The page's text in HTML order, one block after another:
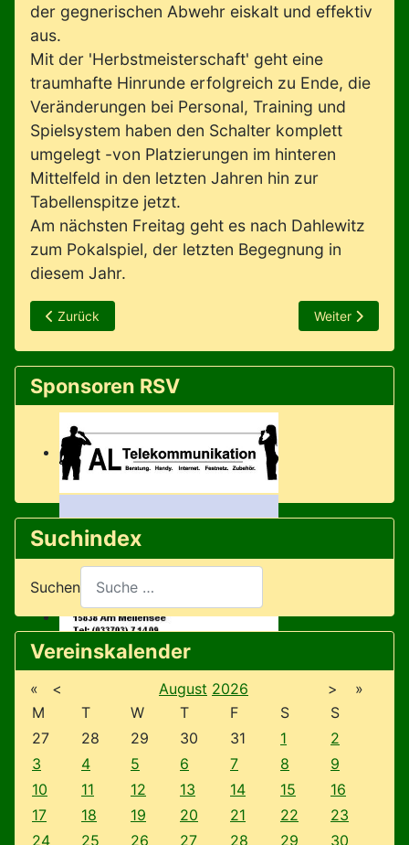
der gegnerischen Abwehr eiskalt und effektiv
aus.
Mit der 'Herbstmeisterschaft' geht eine
traumhafte Hinrunde erfolgreich zu Ende, die
Veränderungen bei Personal, Training und
Spielsystem haben den Schalter komplett
umgelegt -von Platzierungen im hinteren
Mittelfeld in den letzten Jahren hin zur
Tabellenspitze jetzt.
Am nächsten Freitag geht es nach Dahlewitz
zum Pokalspiel, der letzten Begegnung in
diesem Jahr.
Vorheriger Beitrag: KiLa-Cup Toller Abschluss einer starken
Zurück Nächster
Weiter
Sponsoren RSV
Suchindex
Suchen
Vereinskalender
« < August 2026 >
»
M
T W T F S
S
27
28 29 30 31 1
2
3
4 5 6 7 8
9
10
11 12 13 14 15
16
17
18 19 20 21 22
23
24
25 26 27 28 29
30